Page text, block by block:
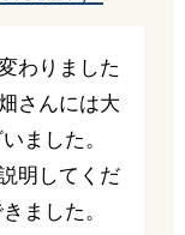
わりました
さんには大
ました。
明してくだ
ました。